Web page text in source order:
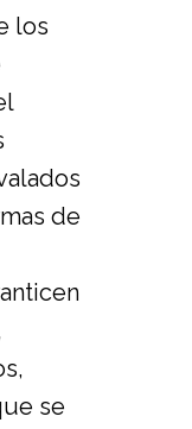
los
de
se